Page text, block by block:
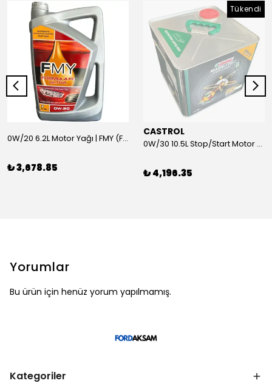
0W/20 6.2L Motor Yağı | FMY (Ford Motor Yağları)
₺ 3,678.85
Tükendi
CASTROL
0W/30 10.5L Stop/Start Motor Yağı | CASTROL
₺ 4,196.35
Yorumlar
Bu ürün için henüz yorum yapılmamış.
Kategoriler